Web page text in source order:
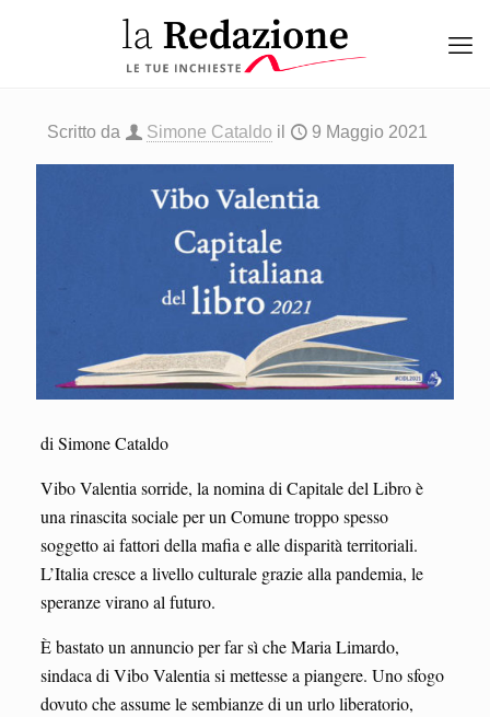
Scritto da Simone Cataldo il 9 Maggio 2021
di Simone Cataldo
Vibo Valentia sorride, la nomina di Capitale del Libro è
una rinascita sociale per un Comune troppo spesso
soggetto ai fattori della mafia e alle disparità territoriali.
L’Italia cresce a livello culturale grazie alla pandemia, le
speranze virano al futuro.
È bastato un annuncio per far sì che Maria Limardo,
sindaca di Vibo Valentia si mettesse a piangere. Uno sfogo
dovuto che assume le sembianze di un urlo liberatorio,